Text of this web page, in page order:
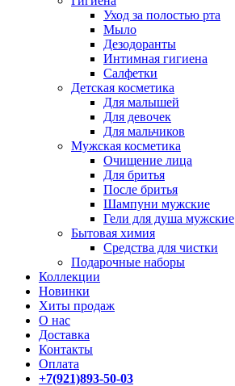
Уход за полостью рта
Мыло
Дезодоранты
Интимная гигиена
Салфетки
Детская косметика
Для малышей
Для девочек
Для мальчиков
Мужская косметика
Очищение лица
Для бритья
После бритья
Шампуни мужские
Гели для душа мужские
Бытовая химия
Средства для чистки
Подарочные наборы
Коллекции
Новинки
Хиты продаж
О нас
Доставка
Контакты
Оплата
+7(921)893-50-03